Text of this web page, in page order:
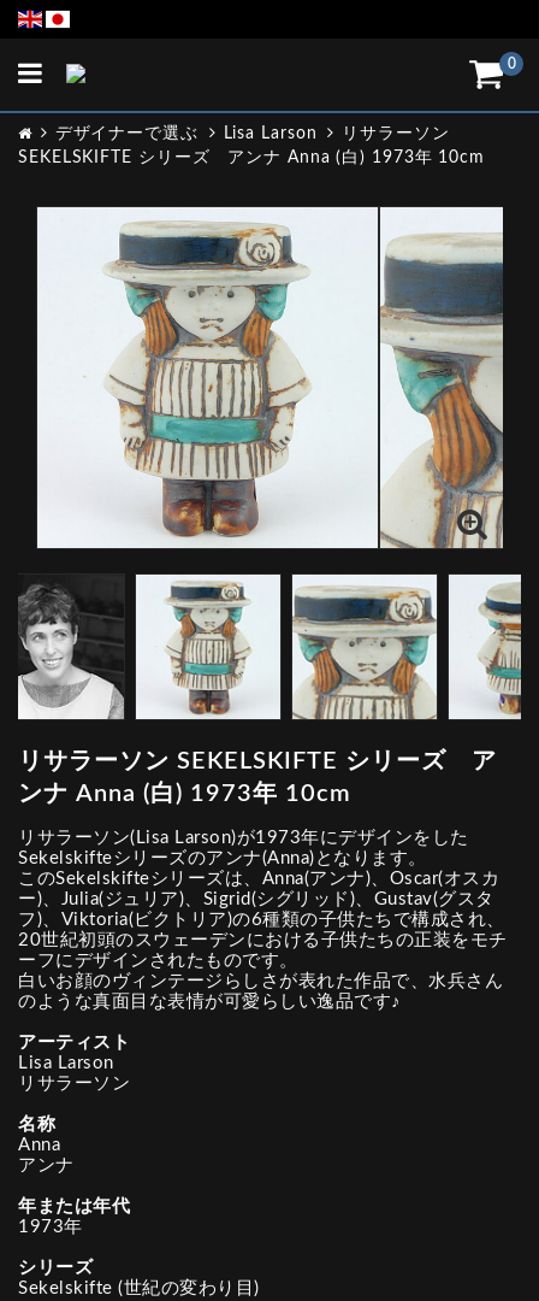
0
Toggle
デザイナーで選ぶ Lisa Larson
リサラーソン
SEKELSKIFTE シリーズ アンナ Anna (白) 1973年 10cm
リサラーソン SEKELSKIFTE シリーズ ア
ンナ Anna (白) 1973年 10cm
リサラーソン(Lisa Larson)が1973年にデザインをした
Sekelskifteシリーズのアンナ(Anna)となります。
このSekelskifteシリーズは、Anna(アンナ)、Oscar(オスカ
ー)、Julia(ジュリア)、Sigrid(シグリッド)、Gustav(グスタ
フ)、Viktoria(ビクトリア)の6種類の子供たちで構成され、
20世紀初頭のスウェーデンにおける子供たちの正装をモチ
ーフにデザインされたものです。
白いお顔のヴィンテージらしさが表れた作品で、水兵さん
のような真面目な表情が可愛らしい逸品です♪
アーティスト
Lisa Larson
リサラーソン
名称
Anna
アンナ
年または年代
1973年
シリーズ
Sekelskifte (世紀の変わり目)